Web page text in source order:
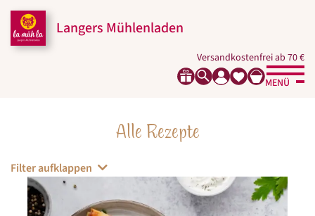
Seitenbereiche:
Zum
Inhalt
Zur
Hauptnavigation
Zur
FooternavigationLangers Mühlenladen
Versandkostenfrei ab 70 €
MENÜ
Alle Rezepte
Filter aufklappen